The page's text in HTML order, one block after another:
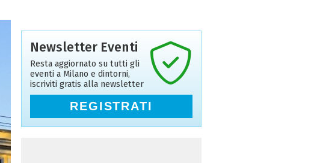
Newsletter Eventi
Resta aggiornato su tutti gli
eventi a Milano e dintorni,
iscriviti gratis alla newsletter
REGISTRATI